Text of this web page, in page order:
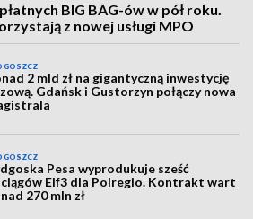
BIG BAG-ów w pół roku.
z nowej usługi MPO
2 mld zł na gigantyczną inwestycję
Gdańsk i Gustorzyn połączy nowa
Pesa wyprodukuje sześć
Elf3 dla Polregio. Kontrakt wart
270 mln zł